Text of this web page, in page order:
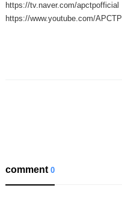
https://tv.naver.com/apctpofficial
https://www.youtube.com/APCTP
comment0